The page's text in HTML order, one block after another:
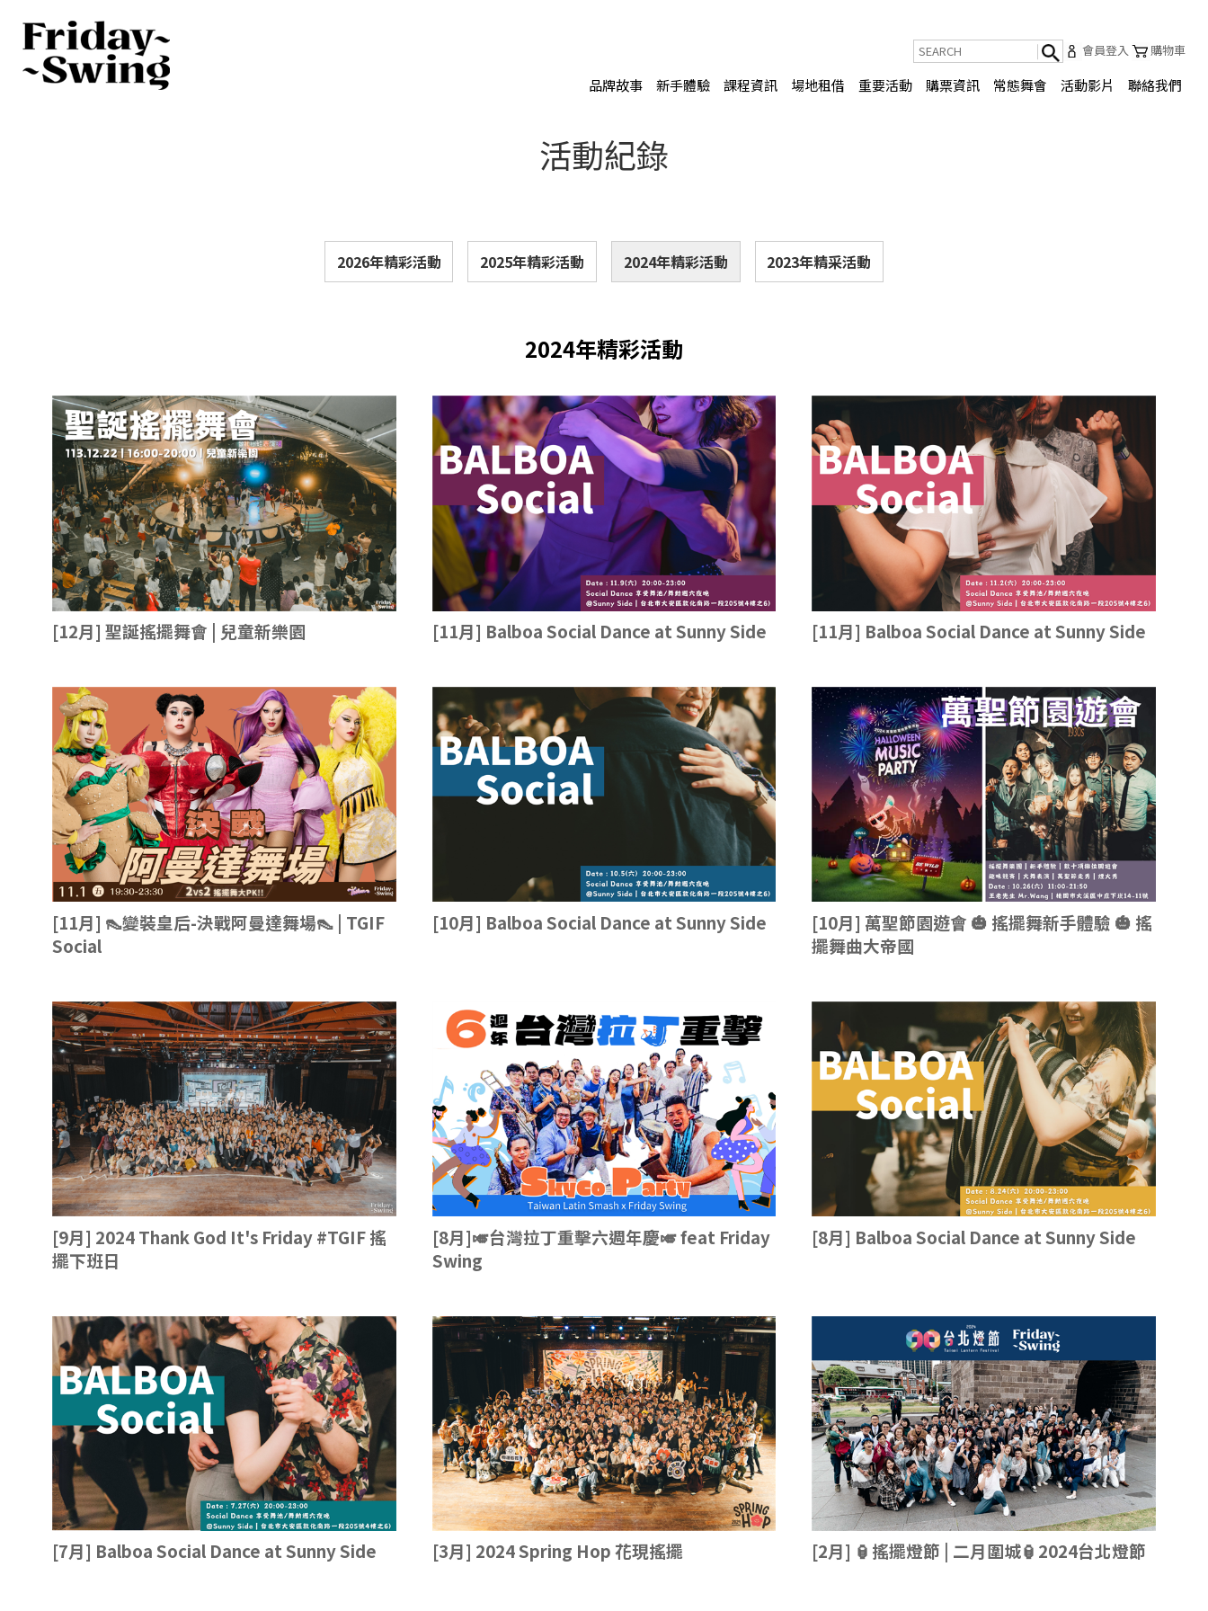
會員登入 購物車
品牌故事 新手體驗 課程資訊 場地租借 重要活動 購票資訊 常態舞會 活動影片 聯絡我們
活動紀錄
2026年精彩活動 2025年精彩活動 2024年精彩活動 2023年精采活動
2024年精彩活動
[12月] 聖誕搖擺舞會 | 兒童新樂園 [11月] Balboa Social Dance at Sunny Side [11月] Balboa Social Dance at Sunny Side
[11月] 👠變裝皇后-決戰阿曼達舞場👠 | TGIF
Social
[10月] Balboa Social Dance at Sunny Side
[10月] 萬聖節園遊會 🎃 搖擺舞新手體驗 🎃 搖
擺舞曲大帝國
[9月] 2024 Thank God It's Friday #TGIF 搖
擺下班日
[8月]🎺台灣拉丁重擊六週年慶🎺 feat Friday
Swing
[8月] Balboa Social Dance at Sunny Side
[7月] Balboa Social Dance at Sunny Side [3月] 2024 Spring Hop 花現搖擺 [2月] 🏮搖擺燈節 | 二月圍城🏮2024台北燈節